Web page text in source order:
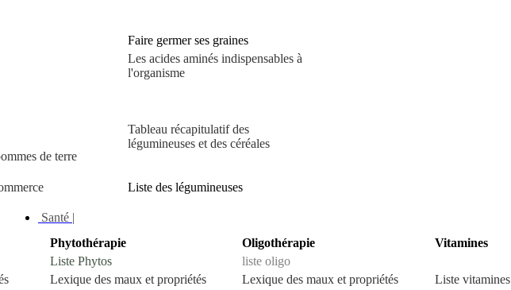
Faire germer ses graines
Les acides aminés indispensables à
l'organisme
de terre
Tableau récapitulatif des
légumineuses et des céréales
Liste des légumineuses
Santé |
Phytothérapie
Oligothérapie
Vitamines
Liste Phytos
liste oligo
Lexique des maux et propriétés Lexique des maux et propriétés Liste vitamines